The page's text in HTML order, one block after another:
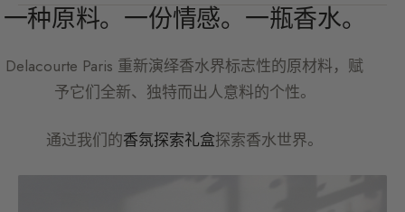
一种原料。一份情感。一瓶香水。
Delacourte Paris 重新演绎香水界标志性的原材料，赋
予它们全新、独特而出人意料的个性。
通过我们的香氛探索礼盒探索香水世界。